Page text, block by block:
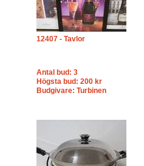
12407 - Tavlor
Antal bud: 3
Högsta bud: 200 kr
Budgivare: Turbinen